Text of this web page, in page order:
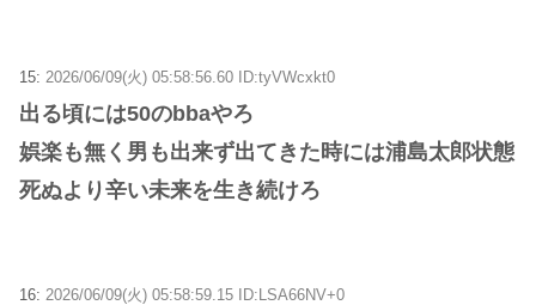
15: 2026/06/09(火) 05:58:56.60 ID:tyVWcxkt0
出る頃には50のbbaやろ
娯楽も無く男も出来ず出てきた時には浦島太郎状態
死ぬより辛い未来を生き続けろ
16: 2026/06/09(火) 05:58:59.15 ID:LSA66NV+0